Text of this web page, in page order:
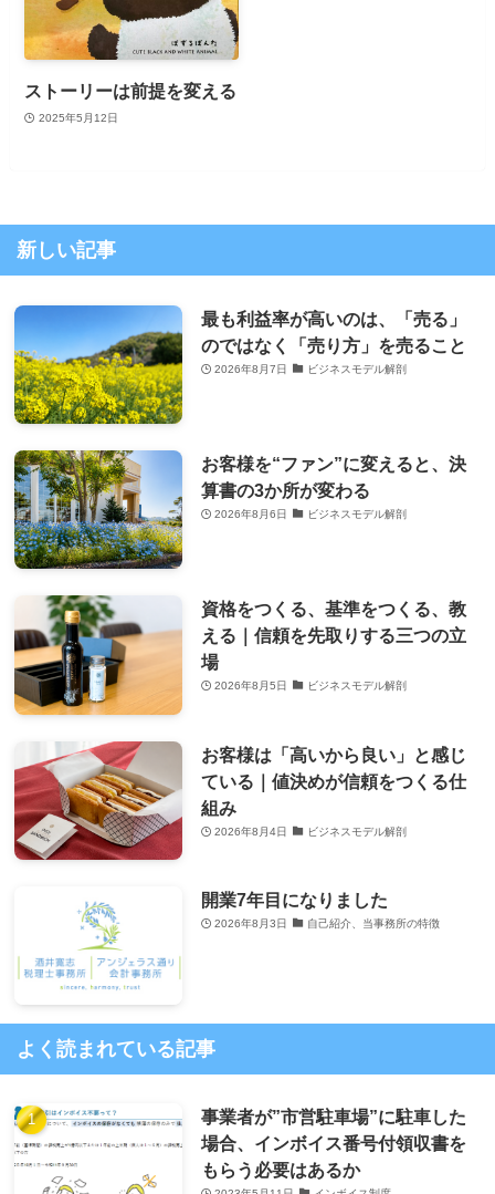
ストーリーは前提を変える
2025年5月12日
新しい記事
最も利益率が高いのは、「売る」
のではなく「売り方」を売ること
2026年8月7日 ビジネスモデル解剖
お客様を“ファン”に変えると、決
算書の3か所が変わる
2026年8月6日 ビジネスモデル解剖
資格をつくる、基準をつくる、教
える｜信頼を先取りする三つの立
場
2026年8月5日 ビジネスモデル解剖
お客様は「高いから良い」と感じ
ている｜値決めが信頼をつくる仕
組み
2026年8月4日 ビジネスモデル解剖
開業7年目になりました
2026年8月3日 自己紹介、当事務所の特徴
よく読まれている記事
事業者が”市営駐車場”に駐車した
場合、インボイス番号付領収書を
もらう必要はあるか